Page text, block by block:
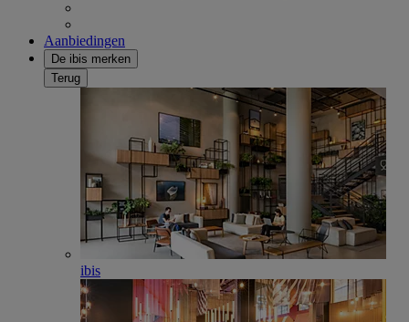
Aanbiedingen
De ibis merken
Terug
ibis